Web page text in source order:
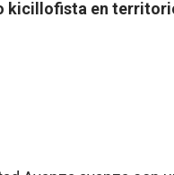
kicillofista en